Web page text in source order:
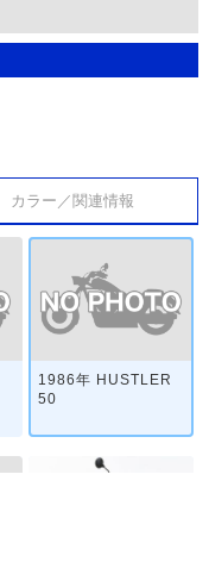
カラー／関連情報
1986年 HUSTLER
50